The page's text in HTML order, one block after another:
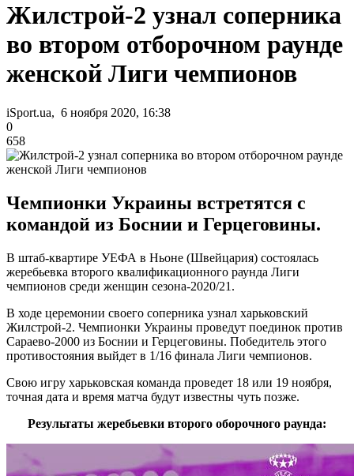
Жилстрой-2 узнал соперника
во втором отборочном раунде
женской Лиги чемпионов
iSport.ua, 6 ноября 2020, 16:38
0
658
Чемпионки Украины встретятся с
командой из Боснии и Герцеговины.
В штаб-квартире УЕФА в Ньоне (Швейцария) состоялась
жеребьевка второго квалификационного раунда Лиги
чемпионов среди женщин сезона-2020/21.
В ходе церемонии своего соперника узнал харьковский
Жилстрой-2. Чемпионки Украины проведут поединок против
Сараево-2000 из Боснии и Герцеговины. Победитель этого
противостояния выйдет в 1/16 финала Лиги чемпионов.
Свою игру харьковская команда проведет 18 или 19 ноября,
точная дата и время матча будут известны чуть позже.
Результаты жеребьевки второго оборочного раунда: